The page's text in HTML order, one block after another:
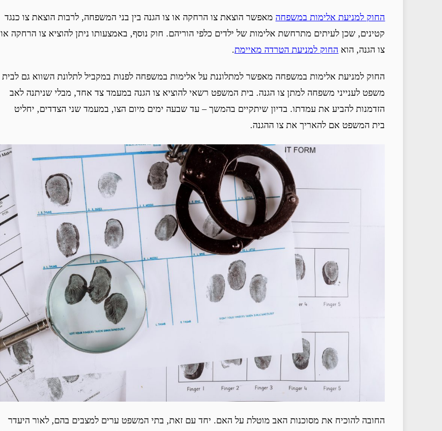
החוק למניעת אלימות במשפחה מאפשר הוצאת צו הרחקה או צו הגנה בין בני המשפחה, לרבות הוצאת צו כנגד
קטינים, שכן לעיתים מתרחשת אלימות של ילדים כלפי הוריהם. חוק נוסף, באמצעותו ניתן להוציא צו הרחקה או
צו הגנה, הוא החוק למניעת הטרדה מאיימת.
החוק למניעת אלימות במשפחה מאפשר למתלוננת על אלימות במשפחה לפנות במקביל לתלונת השווא גם לבית
משפט לענייני משפחה למתן צו הגנה. בית המשפט רשאי להוציא צו הגנה במעמד צד אחד, מבלי שניתנה לאב
הזדמנות להביע את עמדתו. בדיון שיתקיים בהמשך – עד שבעה ימים מיום הצו, במעמד שני הצדדים, יחליט
בית המשפט אם להאריך את צו ההגנה.
החובה להוכיח את מסוכנות האב מוטלת על האם. יחד עם זאת, בתי המשפט ערים למצבים בהם, לאור היעדר